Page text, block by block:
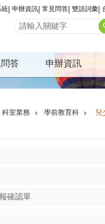
統 申辦資訊 常見問答 雙語詞彙
答 申辦資訊
科室業務 學前教育科 兒
確認單